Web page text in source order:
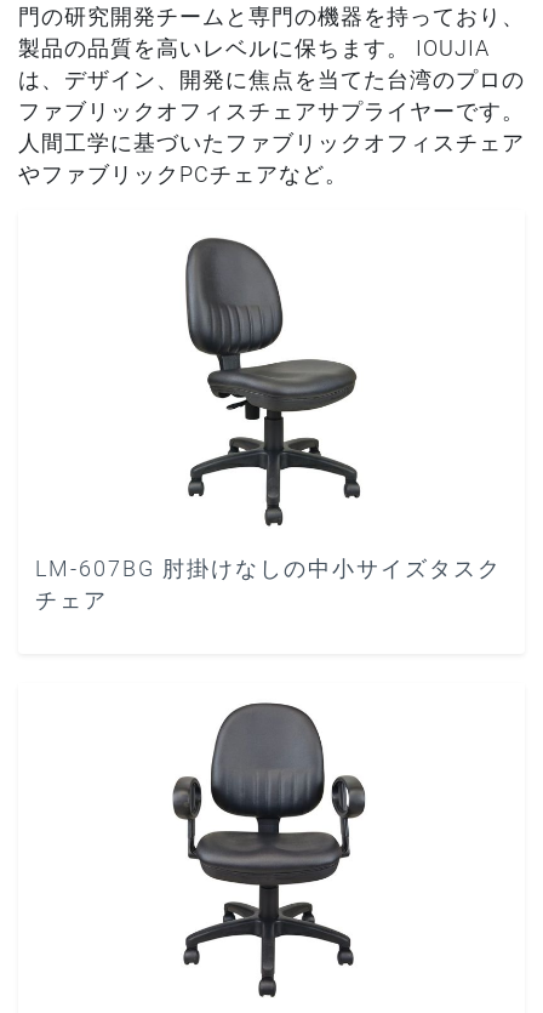
門の研究開発チームと専門の機器を持っており、
製品の品質を高いレベルに保ちます。 IOUJIA
は、デザイン、開発に焦点を当てた台湾のプロの
ファブリックオフィスチェアサプライヤーです。
人間工学に基づいたファブリックオフィスチェア
やファブリックPCチェアなど。
LM-607BG 肘掛けなしの中小サイズタスク
チェア